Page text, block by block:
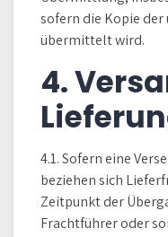
sofern die Kopie
übermittelt wird.
4.
4.1. Sofern eine
beziehen sich
Zeitpunkt der
Frachtführer oder